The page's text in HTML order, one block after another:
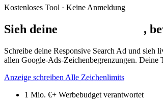
Kostenloses Tool · Keine Anmeldung
Sieh deine ,
Schreibe deine Responsive Search Ad und
allen Google-Ads-Zeichenbegrenzungen. Deine
Anzeige schreiben Alle Zeichenlimits
1 Mio. €+ Werbebudget verantwortet